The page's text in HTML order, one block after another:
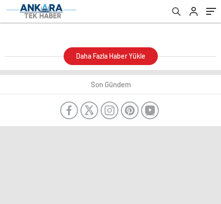
Daha Fazla Haber Yükle
Son Gündem